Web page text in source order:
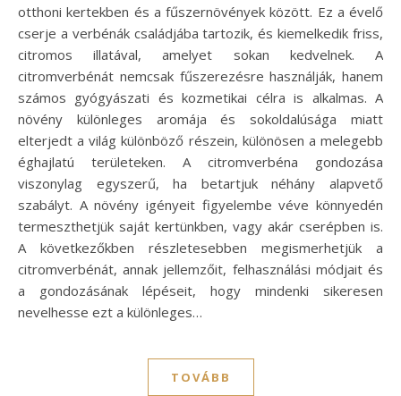
otthoni kertekben és a fűszernövények között. Ez a évelő
cserje a verbénák családjába tartozik, és kiemelkedik friss,
citromos illatával, amelyet sokan kedvelnek. A
citromverbénát nemcsak fűszerezésre használják, hanem
számos gyógyászati és kozmetikai célra is alkalmas. A
növény különleges aromája és sokoldalúsága miatt
elterjedt a világ különböző részein, különösen a melegebb
éghajlatú területeken. A citromverbéna gondozása
viszonylag egyszerű, ha betartjuk néhány alapvető
szabályt. A növény igényeit figyelembe véve könnyedén
termeszthetjük saját kertünkben, vagy akár cserépben is.
A következőkben részletesebben megismerhetjük a
citromverbénát, annak jellemzőit, felhasználási módjait és
a gondozásának lépéseit, hogy mindenki sikeresen
nevelhesse ezt a különleges…
TOVÁBB